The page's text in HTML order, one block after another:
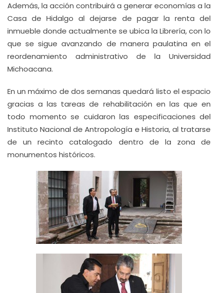
Además, la acción contribuirá a generar economías a la
Casa de Hidalgo al dejarse de pagar la renta del
inmueble donde actualmente se ubica la Librería, con lo
que se sigue avanzando de manera paulatina en el
reordenamiento administrativo de la Universidad
Michoacana.
En un máximo de dos semanas quedará listo el espacio
gracias a las tareas de rehabilitación en las que en
todo momento se cuidaron las especificaciones del
Instituto Nacional de Antropología e Historia, al tratarse
de un recinto catalogado dentro de la zona de
monumentos históricos.